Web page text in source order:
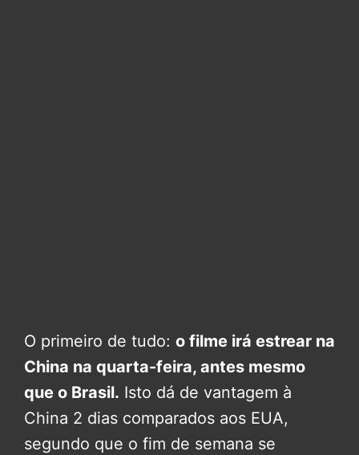
O primeiro de tudo: o filme irá estrear na
China na quarta-feira, antes mesmo
que o Brasil. Isto dá de vantagem à
China 2 dias comparados aos EUA,
segundo que o fim de semana se